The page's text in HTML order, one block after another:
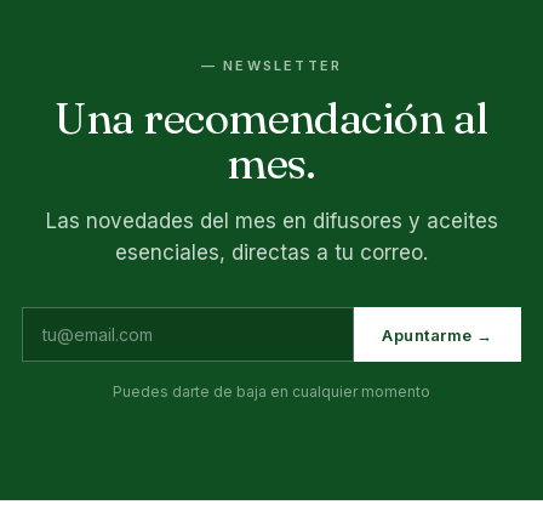
— NEWSLETTER
Una recomendación al
mes.
Las novedades del mes en difusores y aceites
esenciales, directas a tu correo.
Apuntarme →
Puedes darte de baja en cualquier momento